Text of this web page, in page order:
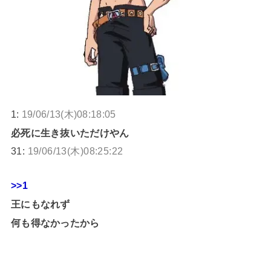
1: 19/06/13(木)08:18:05
必死に生き抜いただけやん
31: 19/06/13(木)08:25:22
>>1
王にもなれず
何も得なかったから